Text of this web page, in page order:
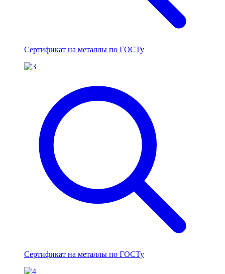
Сертификат на металлы по ГОСТу
Сертификат на металлы по ГОСТу